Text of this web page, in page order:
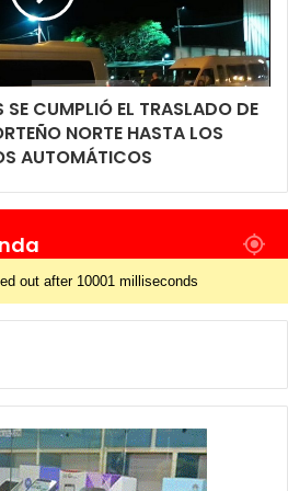
SE CUMPLIÓ EL TRASLADO DE
NORTE HASTA LOS
AUTOMÁTICOS
out after 10001 milliseconds